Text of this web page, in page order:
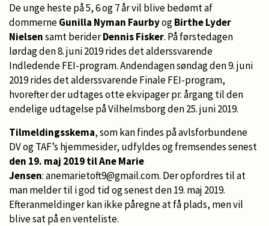
De unge heste på 5, 6 og 7 år vil blive bedømt af
dommerneGunilla Nyman FaurbyogBirthe Lyder
Nielsensamt beriderDennis Fisker. På førstedagen
lørdag den 8. juni 2019 rides det alderssvarende
Indledende FEI-program. Andendagen søndag den 9. juni
2019 rides det alderssvarende Finale FEI-program,
hvorefter der udtages otte ekvipager pr. årgang til den
endelige udtagelse på Vilhelmsborg den 25. juni 2019.
Tilmeldingsskema, som kan findes på avlsforbundene
DV og TAF’s hjemmesider, udfyldes og fremsendes senest
den 19. maj 2019 til Ane Marie
Jensen: anemarietoft9@gmail.com. Der opfordres til at
man melder til i god tid og senest den 19. maj 2019.
Efteranmeldinger kan ikke påregne at få plads, men vil
blive sat på en venteliste.